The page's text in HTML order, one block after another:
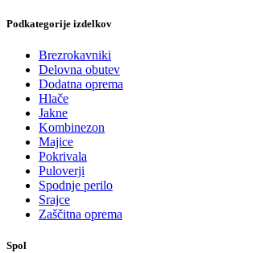
Podkategorije izdelkov
Brezrokavniki
Delovna obutev
Dodatna oprema
Hlače
Jakne
Kombinezon
Majice
Pokrivala
Puloverji
Spodnje perilo
Srajce
Zaščitna oprema
Spol